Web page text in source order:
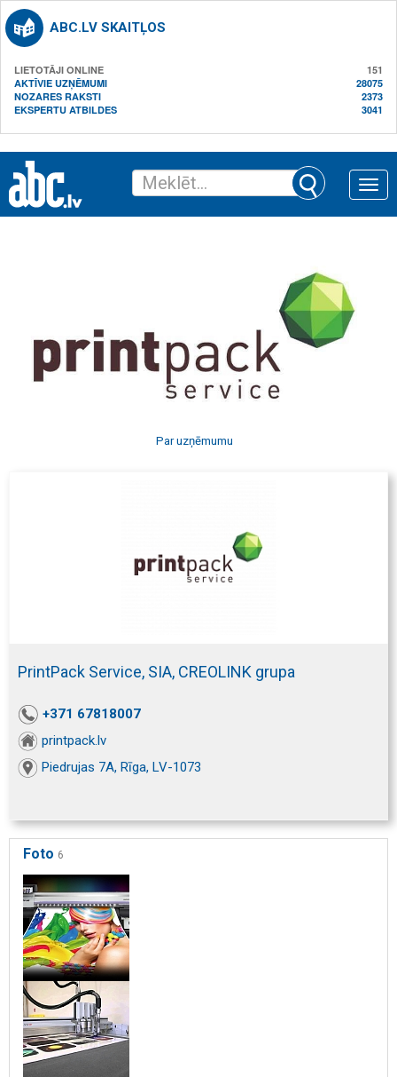
ABC.LV SKAITĻOS
LIETOTĀJI ONLINE
151
AKTĪVIE UZŅĒMUMI
28075
NOZARES RAKSTI
2373
EKSPERTU ATBILDES
3041
Toggle
Par uzņēmumu
PrintPack Service, SIA, CREOLINK grupa
+371 67818007
printpack.lv
Piedrujas 7A, Rīga, LV-1073
Foto 6